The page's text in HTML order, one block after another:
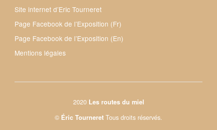
Site internet d’Eric Tourneret
Page Facebook de l’Exposition (Fr)
Page Facebook de l’Exposition (En)
Mentions légales
2020 Les routes du miel
© Éric Tourneret Tous droits réservés.